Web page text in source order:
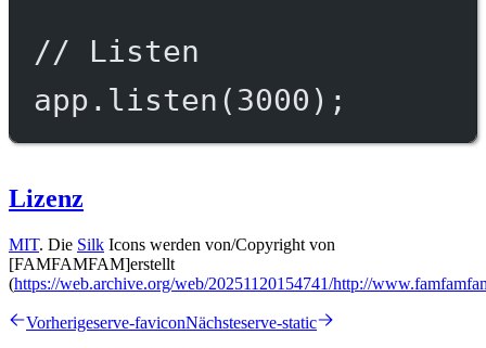
// Listen
app. listen (3000 );
Lizenz
MIT. Die Silk Icons werden von/Copyright von
[FAMFAMFAM]erstellt
(https://web.archive.org/web/20251120154741/http://
Vorherigeserve-faviconNächsteserve-static